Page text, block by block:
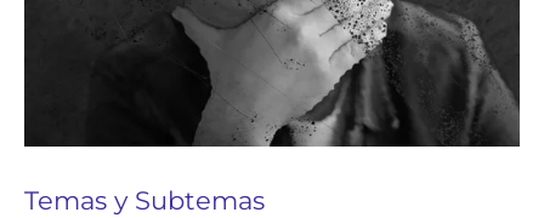
Temas y Subtemas